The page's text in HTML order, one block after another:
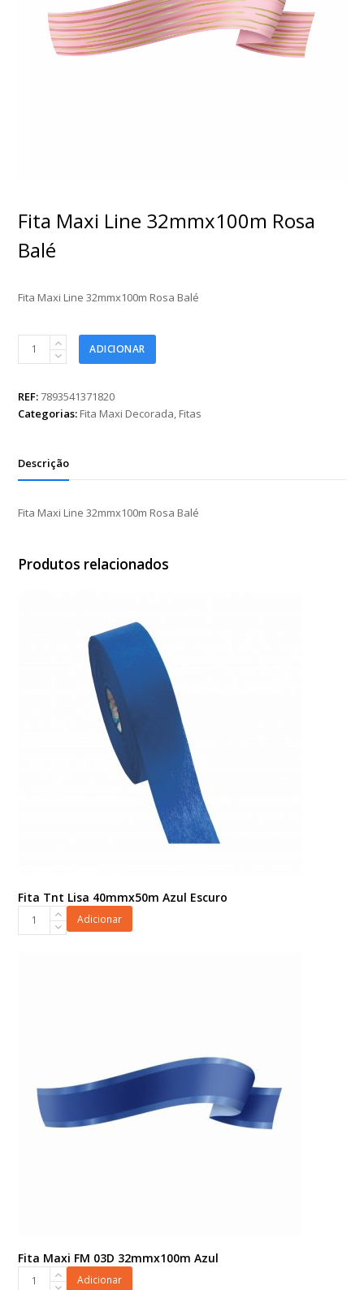
Fita Maxi Line 32mmx100m Rosa
Balé
Fita Maxi Line 32mmx100m Rosa Balé
Fita
32mmx100m
Rosa
ADICIONAR
REF:7893541371820
Categorias: Fita Maxi Decorada, Fitas
Descrição
Fita Maxi Line 32mmx100m Rosa Balé
Produtos relacionados
Fita Tnt Lisa 40mmx50m Azul Escuro
Fita
Adicionar
Fita Maxi FM 03D 32mmx100m Azul
Fita
Adicionar